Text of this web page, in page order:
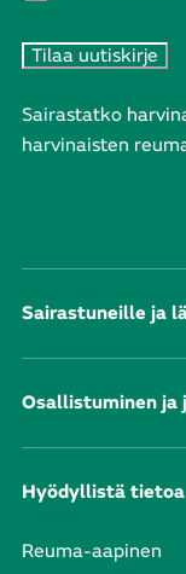
Sairastatko
harvinaisten
Sairastuneille ja
Osallistuminen ja
Hyödyllistä tietoa
Reuma-aapinen